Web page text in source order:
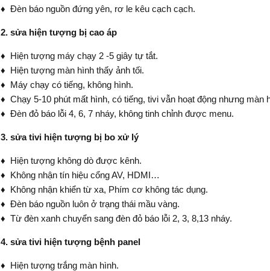
♦ Đèn báo nguồn đứng yên, rơ le kêu cạch cạch.
2. sửa hiện tượng bị cao áp
♦ Hiện tượng máy chạy 2 -5 giây tự tắt.
♦ Hiện tượng màn hình thấy ảnh tối.
♦ Máy chạy có tiếng, không hình.
♦ Chạy 5-10 phút mất hình, có tiếng, tivi vẫn hoạt động nhưng màn
♦ Đèn đỏ báo lỗi 4, 6, 7 nháy, không tinh chỉnh được menu.
3. sửa tivi hiện tượng bị bo xử lý
♦ Hiện tượng không dò được kênh.
♦ Không nhận tín hiệu cổng AV, HDMI…
♦ Không nhận khiển từ xa, Phím cơ không tác dụng.
♦ Đèn báo nguồn luôn ở trạng thái mầu vàng.
♦ Từ đèn xanh chuyển sang đèn đỏ báo lỗi 2, 3, 8,13 nháy.
4. sửa tivi hiện tượng bệnh panel
♦ Hiện tượng trắng màn hình.